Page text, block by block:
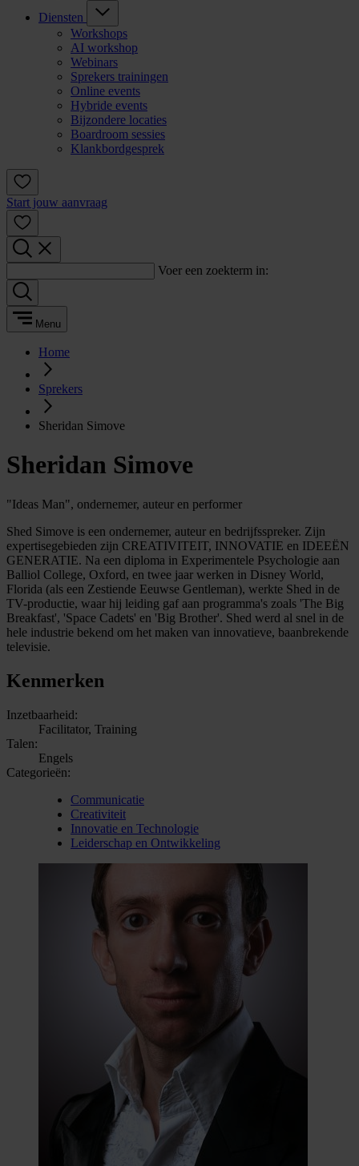
Diensten
Workshops
AI workshop
Webinars
Sprekers trainingen
Online events
Hybride events
Bijzondere locaties
Boardroom sessies
Klankbordgesprek
Start jouw aanvraag
Voer een zoekterm in:
Menu
Home
Sprekers
Sheridan Simove
Sheridan Simove
"Ideas Man", ondernemer, auteur en performer
Shed Simove is een ondernemer, auteur en bedrijfsspreker. Zijn
expertisegebieden zijn CREATIVITEIT, INNOVATIE en IDEEËN
GENERATIE. Na een diploma in Experimentele Psychologie aan
Balliol College, Oxford, en twee jaar werken in Disney World,
Florida (als een Zestiende Eeuwse Gentleman), werkte Shed in de
TV-productie, waar hij leiding gaf aan programma's zoals 'The Big
Breakfast', 'Space Cadets' en 'Big Brother'. Shed werd al snel in de
hele industrie bekend om het maken van innovatieve, baanbrekende
televisie.
Kenmerken
Inzetbaarheid:
Facilitator, Training
Talen:
Engels
Categorieën:
Communicatie
Creativiteit
Innovatie en Technologie
Leiderschap en Ontwikkeling